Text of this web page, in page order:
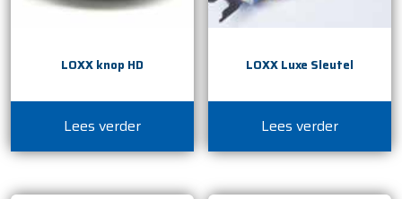
LOXX knop HD
Lees verder
LOXX Luxe Sleutel
Lees verder